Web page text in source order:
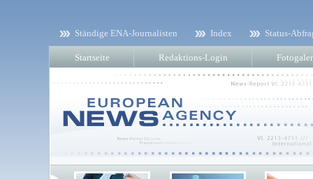
Ständige ENA-Journalisten Index Status-
Startseite Redaktions-Login